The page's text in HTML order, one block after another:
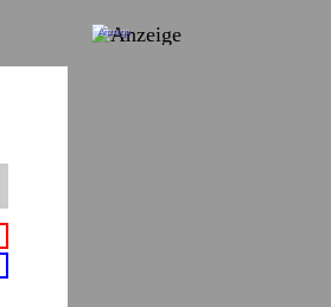
Anzeige